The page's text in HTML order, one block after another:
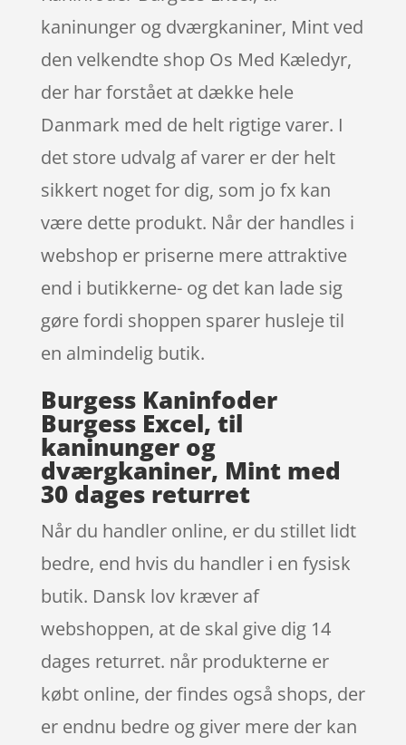
kaninunger og dværgkaniner, Mint ved
den velkendte shop Os Med Kæledyr,
der har forstået at dække hele
Danmark med de helt rigtige varer. I
det store udvalg af varer er der helt
sikkert noget for dig, som jo fx kan
være dette produkt. Når der handles i
webshop er priserne mere attraktive
end i butikkerne- og det kan lade sig
gøre fordi shoppen sparer husleje til
en almindelig butik.
Burgess Kaninfoder
Burgess Excel, til
kaninunger og
dværgkaniner, Mint med
30 dages returret
Når du handler online, er du stillet lidt
bedre, end hvis du handler i en fysisk
butik. Dansk lov kræver af
webshoppen, at de skal give dig 14
dages returret. når produkterne er
købt online, der findes også shops, der
er endnu bedre og giver mere der kan